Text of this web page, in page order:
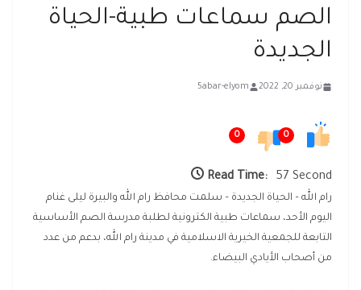
الصم سماعات طبية-الحياة
الجديدة
نوفمبر 20, 2022 5abar-elyom
0
0
Read Time: 57 Second
رام الله – الحياة الجديدة – سلمت محافظ رام الله والبيرة ليلى غنام
اليوم الأحد، سماعات طبية الكترونية لطلبة مدرسة الصم الأساسية
التابعة للجمعية الخيرية الاسلامية في مدينة رام الله، بدعم من عدد
من أصحاب الأيادي البيضاء.